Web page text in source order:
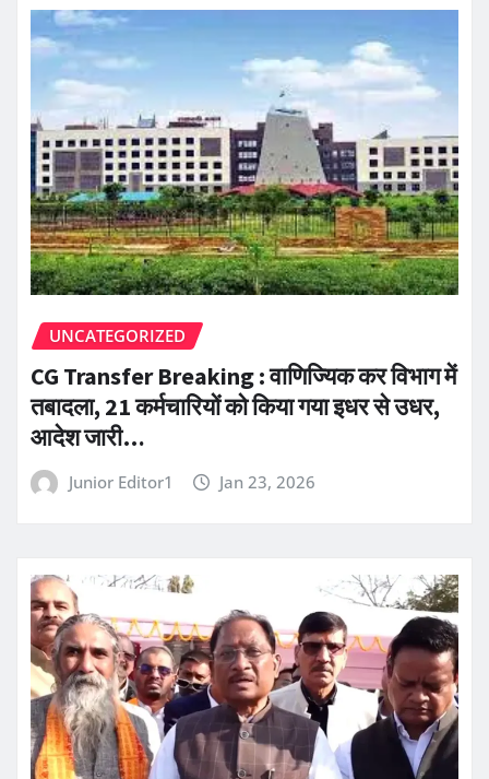
UNCATEGORIZED
CG Transfer Breaking : वाणिज्यिक कर विभाग में
तबादला, 21 कर्मचारियों को किया गया इधर से उधर,
आदेश जारी…
Junior Editor1 Jan 23, 2026